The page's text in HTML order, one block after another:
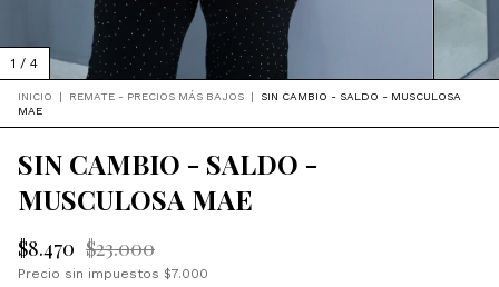
1 / 4
INICIO | REMATE - PRECIOS MÁS BAJOS |
SIN CAMBIO - SALDO - MUSCULOSA
MAE
SIN CAMBIO - SALDO -
MUSCULOSA MAE
$8.470 $23.000
Precio sin impuestos $7.000